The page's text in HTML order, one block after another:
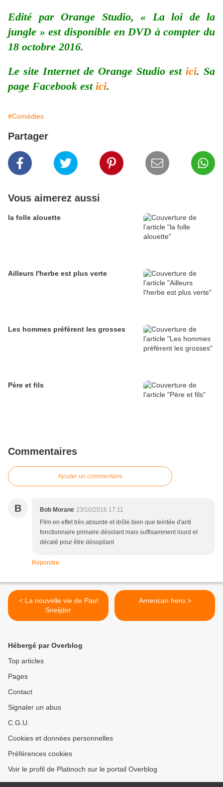
Edité par Orange Studio, « La loi de la
jungle » est disponible en DVD à compter du
18 octobre 2016.
Le site Internet de Orange Studio est ici. Sa
page Facebook est ici.
#Comédies
Partager
Vous aimerez aussi
la folle alouette
Ailleurs l'herbe est plus verte
Les hommes préfèrent les grosses
Père et fils
Commentaires
Ajouter un commentaire
B Bob Morane 23/10/2016 17:11
Film en effet très absurde et drôle bien que teintée d'anti
fonctionnaire primaire désolant mais suffisamment lourd et
décalé pour être désopilant
Répondre
< La nouvelle vie de Paul
Sneijder
American hero >
Hébergé par Overblog
Top articles
Pages
Contact
Signaler un abus
C.G.U.
Cookies et données personnelles
Préférences cookies
Voir le profil de Platinoch sur le portail Overblog